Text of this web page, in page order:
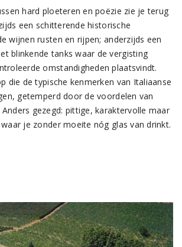
hard ploeteren en poëzie zie je terug
een schitterende historische
wijnen rusten en rijpen; anderzijds een
blinkende tanks waar de vergisting
omstandigheden plaatsvindt.
die de typische kenmerken van Italiaanse
getemperd door de voordelen van
gezegd: pittige, karaktervolle maar
je zonder moeite nóg glas van drinkt.